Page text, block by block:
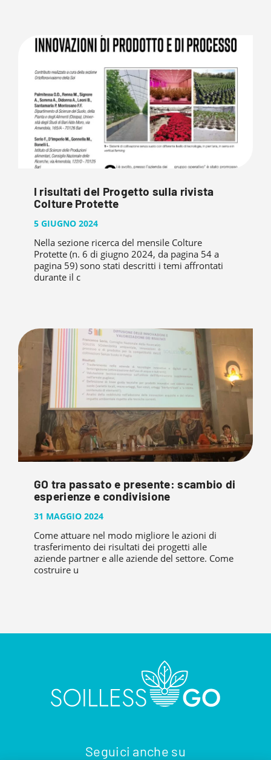
I risultati del Progetto sulla rivista
Colture Protette
5 GIUGNO 2024
Nella sezione ricerca del mensile Colture
Protette (n. 6 di giugno 2024, da pagina 54 a
pagina 59) sono stati descritti i temi affrontati
durante il c
GO tra passato e presente: scambio di
esperienze e condivisione
31 MAGGIO 2024
Come attuare nel modo migliore le azioni di
trasferimento dei risultati dei progetti alle
aziende partner e alle aziende del settore. Come
costruire u
Seguici anche su